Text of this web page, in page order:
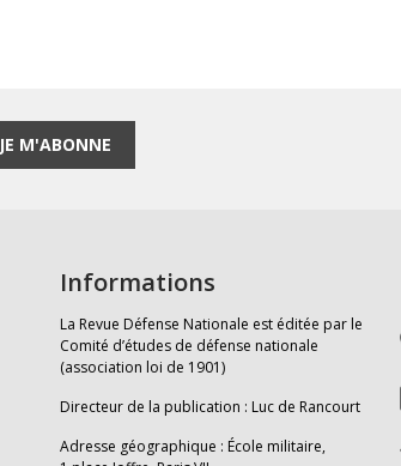
JE M'ABONNE
Informations
La Revue Défense Nationale est éditée par le
Comité d’études de défense nationale
(association loi de 1901)
Directeur de la publication : Luc de Rancourt
Adresse géographique : École militaire,